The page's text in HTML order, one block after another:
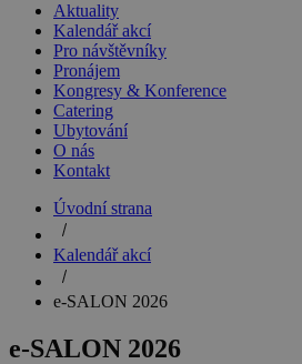
Aktuality
Kalendář akcí
Pro návštěvníky
Pronájem
Kongresy & Konference
Catering
Ubytování
O nás
Kontakt
Úvodní strana
Kalendář akcí
e-SALON 2026
e-SALON 2026